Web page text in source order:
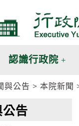
認識行政院
與公告 本院新聞
公告